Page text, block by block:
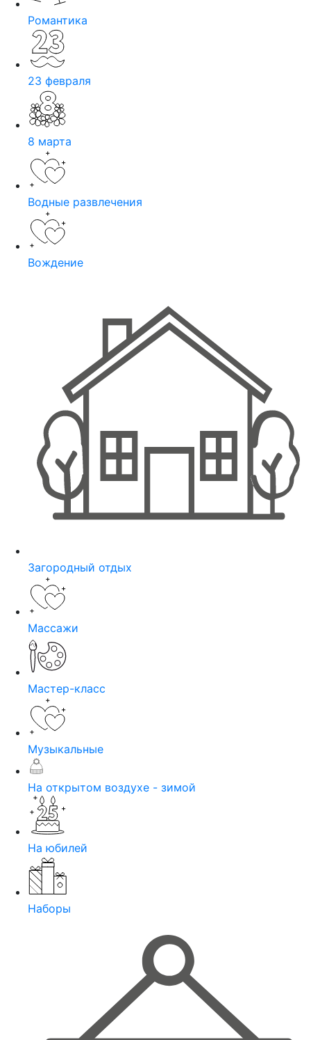
Романтика
23 февраля
8 марта
Водные развлечения
Вождение
Загородный отдых
Массажи
Мастер-класс
Музыкальные
На открытом воздухе - зимой
На юбилей
Наборы